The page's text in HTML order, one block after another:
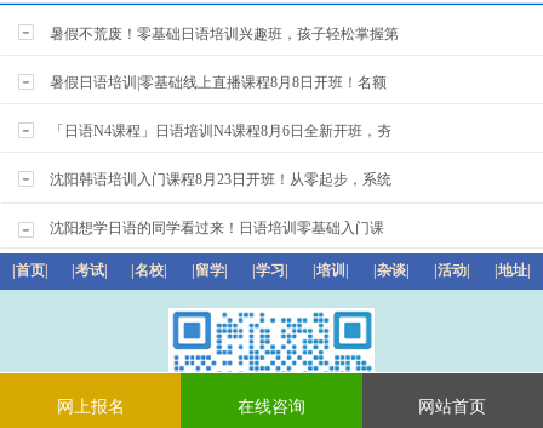
暑假不荒废！零基础日语培训兴趣班，孩子轻松掌握第
暑假日语培训|零基础线上直播课程8月8日开班！名额
「日语N4课程」日语培训N4课程8月6日全新开班，夯
沈阳韩语培训入门课程8月23日开班！从零起步，系统
沈阳想学日语的同学看过来！日语培训零基础入门课
|首页| |考试| |名校| |留学| |学习| |培训| |杂谈| |活动| |地址|
网上报名 在线咨询 网站首页